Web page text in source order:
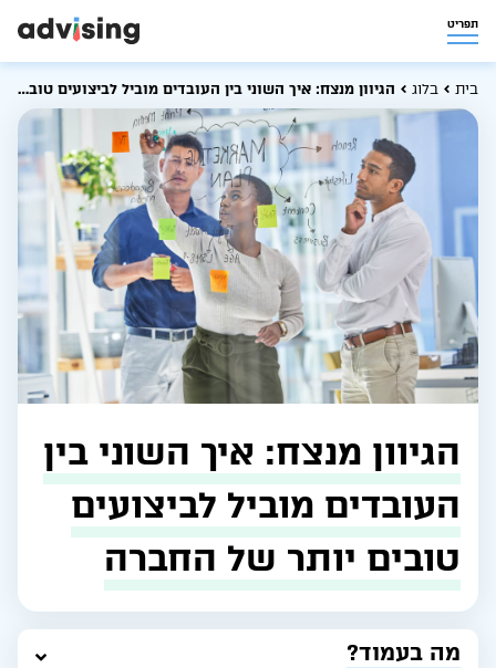
תפריט
בית בלוג הגיוון מנצח: איך השוני בין העובדים מוביל לביצועים טובים יותר של החברה
הגיוון מנצח: איך השוני בין
העובדים מוביל לביצועים
טובים יותר של החברה
מה בעמוד?